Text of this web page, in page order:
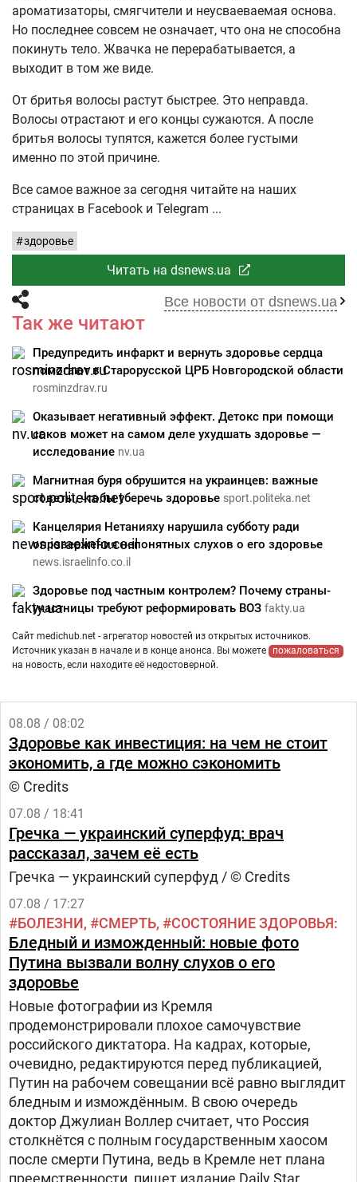
ароматизаторы, смягчители и неусваеваемая основа.
Но последнее совсем не означает, что она не способна
покинуть тело. Жвачка не перерабатывается, а
выходит в том же виде.
От бритья волосы растут быстрее. Это неправда.
Волосы отрастают и его концы сужаются. А после
бритья волосы тупятся, кажется более густыми
именно по этой причине.
Все самое важное за сегодня читайте на наших
страницах в Facebook и Telegram
здоровье
Читать на dsnews.ua
Все новости от dsnews.ua
Так же читают
Предупредить инфаркт и вернуть здоровье сердца
помогают в Старорусской ЦРБ Новгородской области
rosminzdrav.ru
Оказывает негативный эффект. Детокс при помощи
соков может на самом деле ухудшать здоровье —
исследование nv.ua
Магнитная буря обрушится на украинцев: важные
советы, чтобы уберечь здоровье sport.politeka.net
Канцелярия Нетанияху нарушила субботу ради
опровержения непонятных слухов о его здоровье
news.israelinfo.co.il
Здоровье под частным контролем? Почему страны-
участницы требуют реформировать ВОЗ fakty.ua
Сайт medichub.net - агрегатор новостей из открытых источников.
Источник указан в начале и в конце анонса. Вы можете
пожаловаться
на новость, если находите её недостоверной.
08.08 / 08:02
Здоровье как инвестиция: на чем не стоит
экономить, а где можно сэкономить
© Credits
07.08 / 18:41
Гречка — украинский суперфуд: врач
рассказал, зачем её есть
Гречка — украинский суперфуд / © Credits
07.08 / 17:27
БОЛЕЗНИ СМЕРТЬ СОСТОЯНИЕ ЗДОРОВЬЯ
Бледный и изможденный: новые фото
Путина вызвали волну слухов о его
здоровье
Новые фотографии из Кремля
продемонстрировали плохое самочувствие
российского диктатора. На кадрах, которые,
очевидно, редактируются перед публикацией,
Путин на рабочем совещании всё равно выглядит
бледным и измождённым. В свою очередь
доктор Джулиан Воллер считает, что Россия
столкнётся с полным государственным хаосом
после смерти Путина, ведь в Кремле нет плана
преемственности, пишет издание Daily Star.